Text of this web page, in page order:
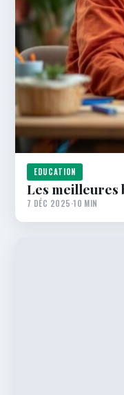
EDUCATION
Les meilleures
7 DÉC 2025·10 MIN